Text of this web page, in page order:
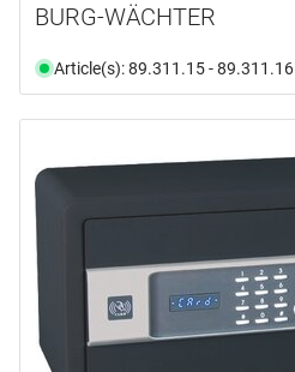
BURG-WÄCHTER
Article(s): 89.311.15 - 89.311.16